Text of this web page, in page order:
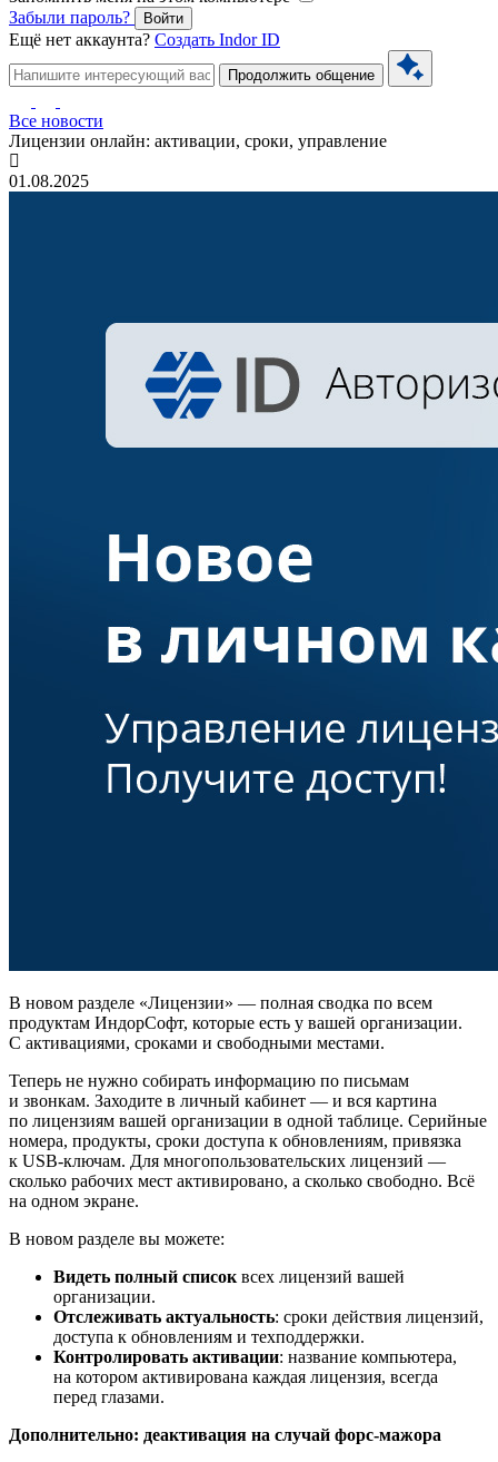
Забыли пароль?
Войти
Ещё нет аккаунта? Создать Indor ID
Продолжить общение
Все новости
Лицензии онлайн: активации, сроки, управление
01.08.2025
В новом разделе «Лицензии» — полная сводка по всем
продуктам ИндорСофт, которые есть у вашей организации.
С активациями, сроками и свободными местами.
Теперь не нужно собирать информацию по письмам
и звонкам. Заходите в личный кабинет — и вся картина
по лицензиям вашей организации в одной таблице. Серийные
номера, продукты, сроки доступа к обновлениям, привязка
к USB-ключам. Для многопользовательских лицензий —
сколько рабочих мест активировано, а сколько свободно. Всё
на одном экране.
В новом разделе вы можете:
Видеть полный список всех лицензий вашей
организации.
Отслеживать актуальность: сроки действия лицензий,
доступа к обновлениям и техподдержки.
Контролировать активации: название компьютера,
на котором активирована каждая лицензия, всегда
перед глазами.
Дополнительно: деактивация на случай форс-мажора